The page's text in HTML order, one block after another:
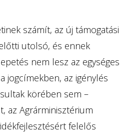
számít, az új támogatási
utolsó, és ennek
nem lesz az egységes
jogcímekben, az igénylés
körében sem –
az Agrárminisztérium
felelős